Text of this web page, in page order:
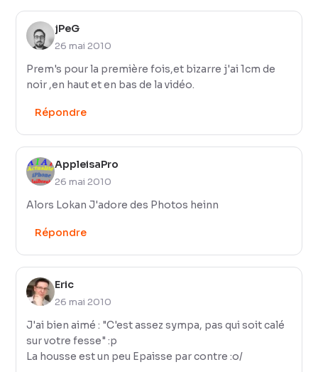
jPeG
26 mai 2010
Prem's pour la première fois,et bizarre j'ai 1cm de
noir ,en haut et en bas de la vidéo.
Répondre
AppleisaPro
26 mai 2010
Alors Lokan J'adore des Photos heinn
Répondre
Eric
26 mai 2010
J'ai bien aimé : "C'est assez sympa, pas qui soit calé
sur votre fesse" :p
La housse est un peu Epaisse par contre :o/